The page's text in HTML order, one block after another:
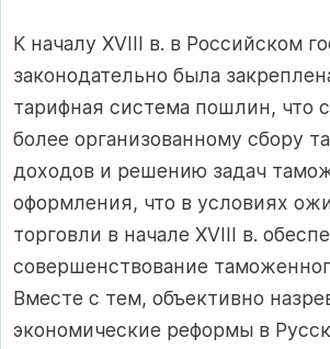
К началу XVIII в. в Российском
законодательно была
тарифная система пошлин, что
более организованному сбору
доходов и решению задач
оформления, что в условиях
торговли в начале XVIII в.
совершенствование
Вместе с тем, объективно
экономические реформы в